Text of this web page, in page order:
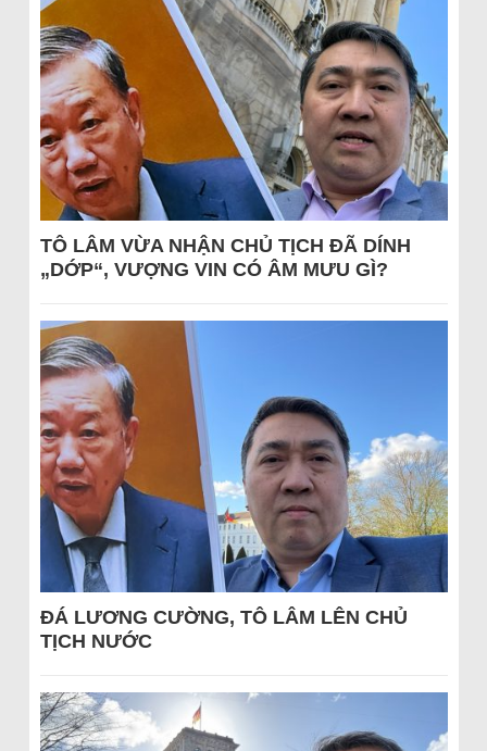
TÔ LÂM VỪA NHẬN CHỦ TỊCH ĐÃ DÍNH
„DỚP“, VƯỢNG VIN CÓ ÂM MƯU GÌ?
ĐÁ LƯƠNG CƯỜNG, TÔ LÂM LÊN CHỦ
TỊCH NƯỚC